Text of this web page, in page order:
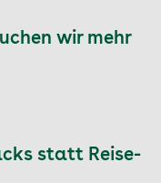
wir mehr
statt Reise-